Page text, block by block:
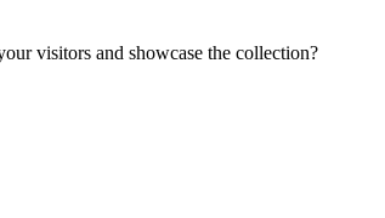
visitors and showcase the collection?